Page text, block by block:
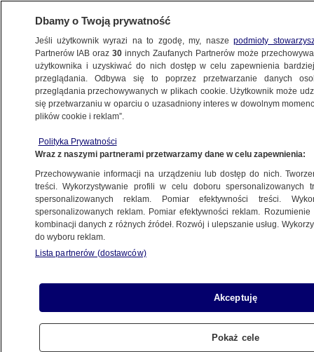
WARSZAWA
ŚRÓDMIEŚCIE
Marszałkowskiej. Pierwsze rozbiórki
19.06.2025, 11:51
Posłuchaj artykułu
Czyta lektor AI
Dbamy o Twoją prywatność
Jeśli użytkownik wyrazi na to zgodę, my, naszepodmioty
Partnerów IAB oraz30 innych Zaufanych Partnerów może
użytkownika i uzyskiwać do nich dostęp w celu zapewnienia
przeglądania. Odbywa się to poprzez przetwarzanie danych
przeglądania przechowywanych w plikach cookie. Użytkownik może
się przetwarzaniu w oparciu o uzasadniony interes w dowolnym
plików cookie i reklam”.
Polityka Prywatności
Wraz z naszymi partnerami przetwarzamy dane w celu zapewnienia:
Przechowywanie informacji na urządzeniu lub dostęp do nich.
treści. Wykorzystywanie profili w celu doboru spersonalizowanych
spersonalizowanych reklam. Pomiar efektywności treści.
spersonalizowanych reklam. Pomiar efektywności reklam.
kombinacji danych z różnych źródeł. Rozwój i ulepszanie usług.
do wyboru reklam.
Lista partnerów (dostawców)
Akceptuję
Pokaż cele